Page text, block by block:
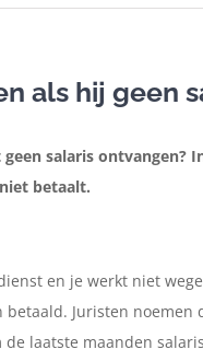
als hij geen
salaris ontvangen?
betaalt.
en je werkt niet
Juristen noemen
laatste maanden